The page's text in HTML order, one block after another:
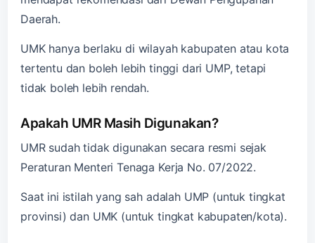
Daerah.
UMK hanya berlaku di wilayah kabupaten atau kota
tertentu dan boleh lebih tinggi dari UMP, tetapi
tidak boleh lebih rendah.
Apakah UMR Masih Digunakan?
UMR sudah tidak digunakan secara resmi sejak
Peraturan Menteri Tenaga Kerja No. 07/2022.
Saat ini istilah yang sah adalah UMP (untuk tingkat
provinsi) dan UMK (untuk tingkat kabupaten/kota).